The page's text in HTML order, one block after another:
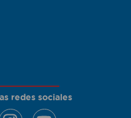
redes sociales